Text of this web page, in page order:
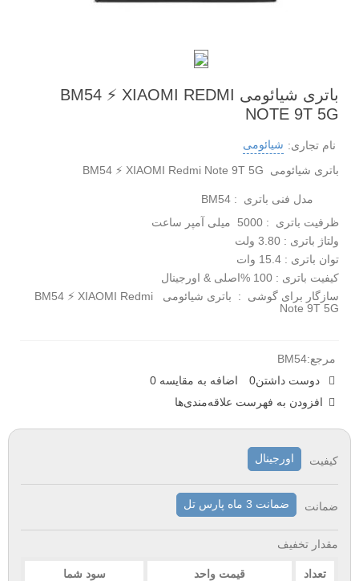
باتری شیائومی BM54 ⚡ XIAOMI REDMI
NOTE 9T 5G
نام تجاری: شیائومی
باتری شیائومی BM54 ⚡ XIAOMI Redmi Note 9T 5G
مدل فنی باتری : BM54
ظرفیت باتری : 5000 میلی آمپر ساعت
ولتاژ باتری : 3.80 ولت
توان باتری : 15.4 وات
کیفیت باتری : 100 %اصلی & اورجینال
سازگار برای گوشی : باتری شیائومی BM54 ⚡ XIAOMI Redmi
Note 9T 5G
مرجع:BM54
دوست داشتن0 اضافه به مقایسه 0
افزودن به فهرست علاقه‌مندی‌ها
کیفیت اورجینال
ضمانت ضمانت 3 ماه پارس تل
مقدار تخفیف
تعداد قیمت واحد سود شما